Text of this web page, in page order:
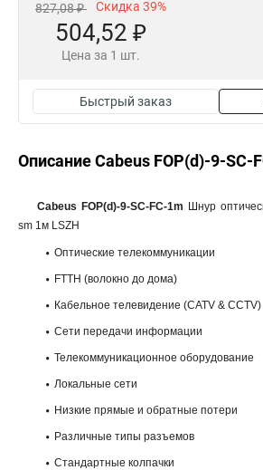
827,08 ₽ Скидка 39%
504,52 ₽
Цена за 1 шт.
Быстрый заказ
Описание Cabeus FOP(d)-9-SC-
Cabeus FOP(d)-9-SC-FC-1m Шнур
sm 1м LSZH
Оптические телекоммуникации
FTTH (волокно до дома)
Кабельное телевидение (CATV & CCTV)
Сети передачи информации
Телекоммуникационное оборудование
Локальные сети
Низкие прямые и обратные потери
Различные типы разъемов
Стандартные колпачки